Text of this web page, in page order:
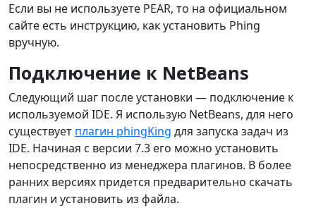
Если вы не используете PEAR, то на официальном
сайте есть инструкцию, как установить Phing
вручную.
Подключение к NetBeans
Следующий шаг после установки — подключение к
используемой IDE. Я использую NetBeans, для него
существует плагин phingKing для запуска задач из
IDE. Начиная с версии 7.3 его можно установить
непосредственно из менеджера плагинов. В более
ранних версиях придется предварительно скачать
плагин и установить из файла.